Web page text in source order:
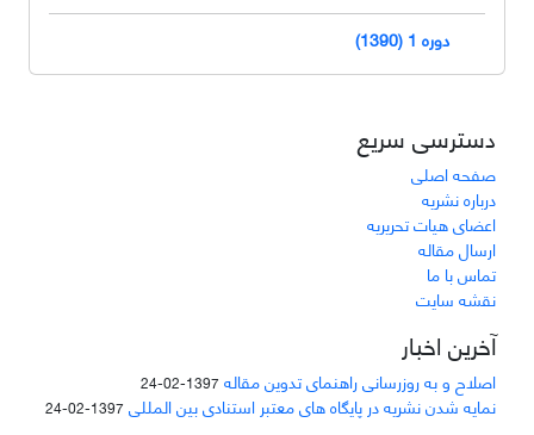
دوره 1 (1390)
دسترسی سریع
صفحه اصلی
درباره نشریه
اعضای هیات تحریریه
ارسال مقاله
تماس با ما
نقشه سایت
آخرین اخبار
اصلاح و به روزرسانی راهنمای تدوین مقاله 1397-02-24
نمایه شدن نشریه در پایگاه های معتبر استنادی بین المللی 1397-02-24